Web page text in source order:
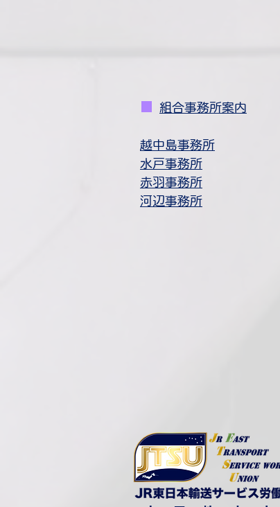
組合事務所案内
​越中島事務所
水戸事務所
赤羽事務所
​河辺事務所